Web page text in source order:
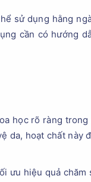
sử dụng hằng
cần có hướng
học rõ ràng trong
da, hoạt chất này
ưu hiệu quả chăm